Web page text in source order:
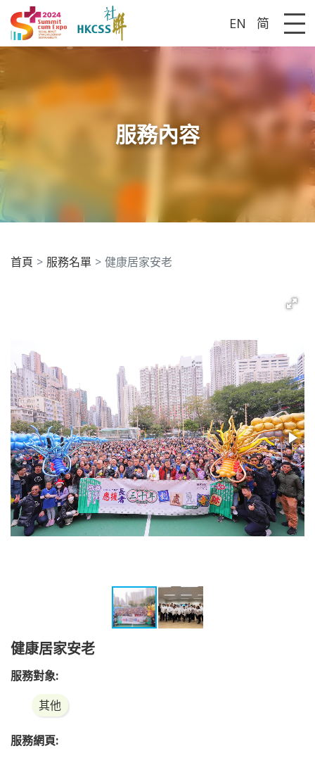
EN 简
服務內容
首頁 服務名單 健康居家安老
健康居家安老
服務對象:
其他
服務網頁: